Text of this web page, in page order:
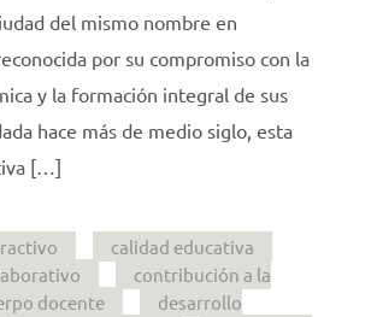
del mismo nombre en
por su compromiso con la
y la formación integral de sus
hace más de medio siglo, esta
[…]
calidad educativa
contribución a la
docente
desarrollo